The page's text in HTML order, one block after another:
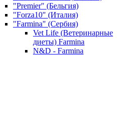
"Premier" (Бельгия)
"Forza10" (Италия)
"Farmina" (Сербия)
Vet Life (Ветеринарные
диеты) Farmina
N&D - Farmina